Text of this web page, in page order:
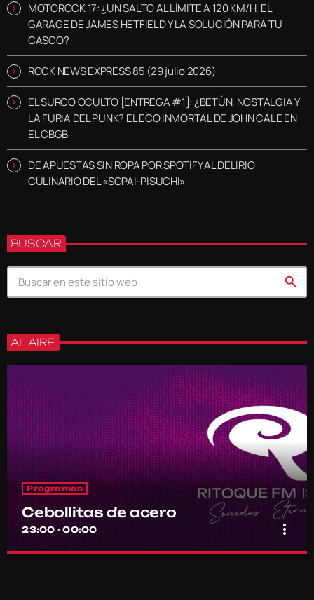
MOTOROCK 17: ¿UN SALTO AL LÍMITE A 120 KM/H, EL
GARAGE DE JAMES HETFIELD Y LA SOLUCIÓN PARA TU
CASCO?
ROCK NEWS EXPRESS 85 (29 julio 2026)
EL SURCO OCULTO [ENTREGA #1]: ¿BETÚN, NOSTALGIA Y
LA FURIA DEL PUNK? EL ECO INMORTAL DE JOHN CALE EN
EL CBGB
DE APUESTAS SIN ROPA POR SPOTIFY AL DELIRIO
CULINARIO DEL «SOPAI-PISUCHI»
BUSCAR
search
AL AIRE
Programas
Cebollitas de acero
23:00 - 00:00 more_vert